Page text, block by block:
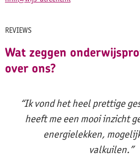
REVIEWS
Wat zeggen
over ons?
“Ik vond het heel prettige
heeft me een mooi inzicht
energielekken,
valkuilen.”